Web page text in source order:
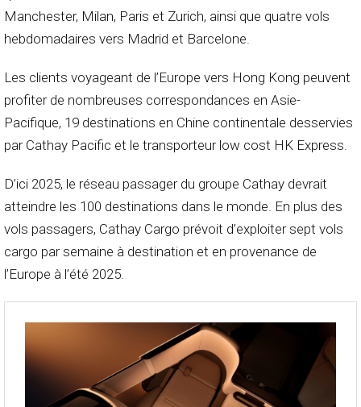
Manchester, Milan, Paris et Zurich, ainsi que quatre vols
hebdomadaires vers Madrid et Barcelone.
Les clients voyageant de l’Europe vers Hong Kong peuvent
profiter de nombreuses correspondances en Asie-
Pacifique, 19 destinations en Chine continentale desservies
par Cathay Pacific et le transporteur low cost HK Express.
D’ici 2025, le réseau passager du groupe Cathay devrait
atteindre les 100 destinations dans le monde. En plus des
vols passagers, Cathay Cargo prévoit d’exploiter sept vols
cargo par semaine à destination et en provenance de
l’Europe à l’été 2025.